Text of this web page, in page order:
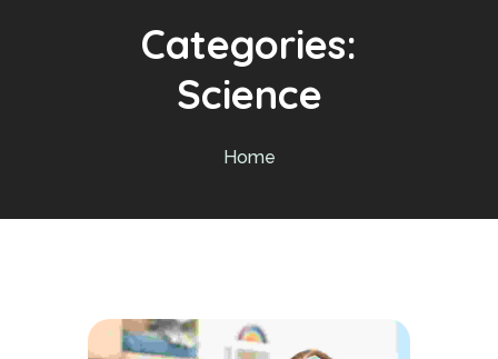
Categories:
Science
Home